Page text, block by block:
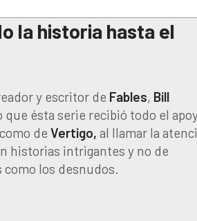
la historia hasta el
y escritor de Fables, Bill
que ésta serie recibió todo el
de Vertigo, al llamar la
historias intrigantes y no de
los desnudos.